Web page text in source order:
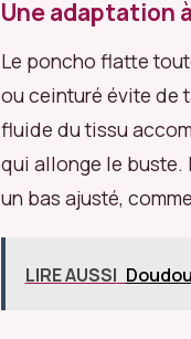
Une adaptation
Le poncho flatte
ou ceinturé évite de
fluide du tissu
qui allonge le buste.
un bas ajusté,
LIRE AUSSI